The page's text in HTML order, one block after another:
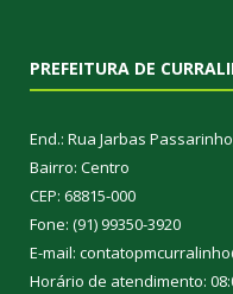
PREFEITURA DE
End.: Rua Jarbas
Bairro: Centro
CEP: 68815-000
Fone: (91) 99350-3920
E-mail:
Horário de atendimento: